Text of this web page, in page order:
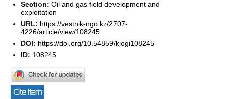
Section:Oil and gas field development and
exploitation
URL: https://vestnik-ngo.kz/2707-
4226/article/view/108245
DOI: https://doi.org/10.54859/kjogi108245
ID: 108245
Cite item